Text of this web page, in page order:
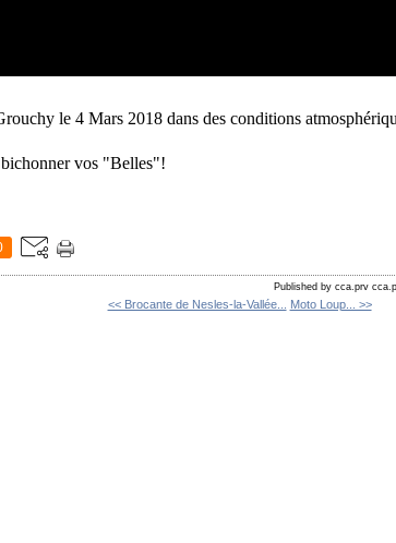
le 4 Mars 2018 dans des conditions
vos "Belles"!
Published by cca.prv
<< Brocante de Nesles-la-Vallée... Moto Loup... >>